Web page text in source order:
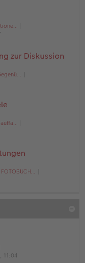
zur Diskussion
11:04